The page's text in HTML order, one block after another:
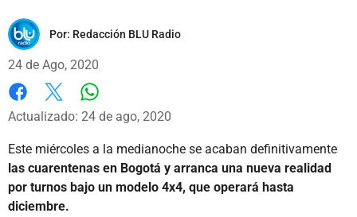
Por: Redacción BLU Radio
24 de Ago, 2020
Facebook
X
Actualizado: 24 de ago, 2020
Este miércoles a la medianoche se acaban definitivamente
las cuarentenas en Bogotá y arranca una nueva realidad
por turnos bajo un modelo 4x4, que operará hasta
diciembre.